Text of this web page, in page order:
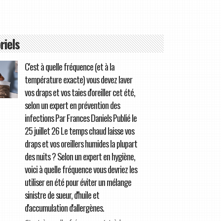
C'est à quelle fréquence (et à la
température exacte) vous devez laver
vos draps et vos taies d'oreiller cet été,
selon un expert en prévention des
infections Par Frances Daniels Publié le
25 juillet 26 Le temps chaud laisse vos
draps et vos oreillers humides la plupart
des nuits ? Selon un expert en hygiène,
voici à quelle fréquence vous devriez les
utiliser en été pour éviter un mélange
sinistre de sueur, d'huile et
d'accumulation d'allergènes.